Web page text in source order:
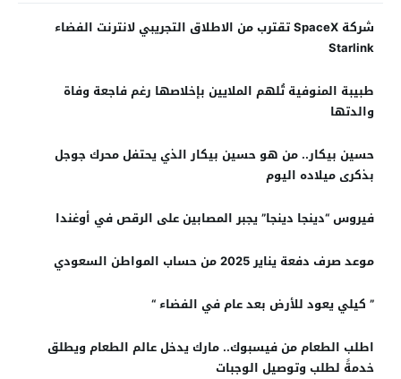
شركة SpaceX تقترب من الاطلاق التجريبي لانترنت الفضاء
Starlink
طبيبة المنوفية تُلهم الملايين بإخلاصها رغم فاجعة وفاة
والدتها
حسين بيكار.. من هو حسين بيكار الذي يحتفل محرك جوجل
بذكرى ميلاده اليوم
فيروس “دينجا دينجا” يجبر المصابين على الرقص في أوغندا
موعد صرف دفعة يناير 2025 من حساب المواطن السعودي
” كيلي يعود للأرض بعد عام في الفضاء “
اطلب الطعام من فيسبوك.. مارك يدخل عالم الطعام ويطلق
خدمةً لطلب وتوصيل الوجبات